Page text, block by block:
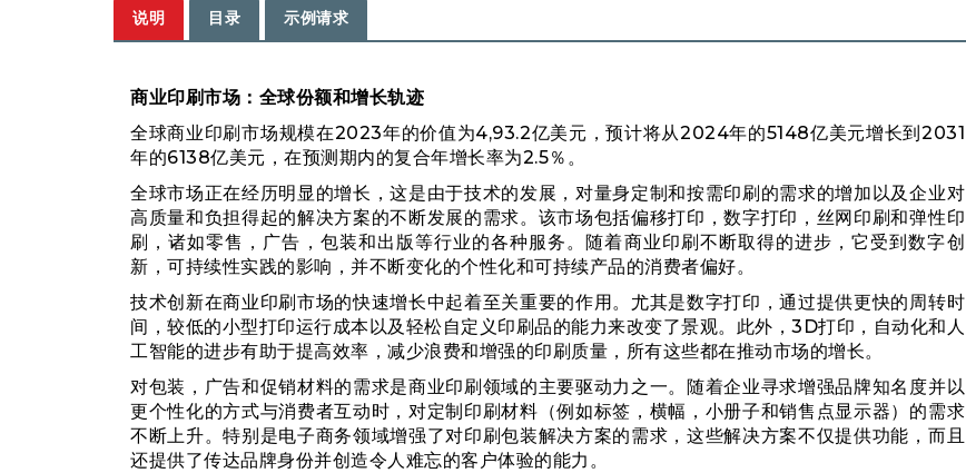
说明 目录 示例请求
商业印刷市场：全球份额和增长轨迹
全球商业印刷市场规模在2023年的价值为4,93.2亿美元，预计将从2024年的5148亿美元增长到2031
年的6138亿美元，在预测期内的复合年增长率为2.5％。
全球市场正在经历明显的增长，这是由于技术的发展，对量身定制和按需印刷的需求的增加以及企业对
高质量和负担得起的解决方案的不断发展的需求。该市场包括偏移打印，数字打印，丝网印刷和弹性印
刷，诸如零售，广告，包装和出版等行业的各种服务。随着商业印刷不断取得的进步，它受到数字创
新，可持续性实践的影响，并不断变化的个性化和可持续产品的消费者偏好。
技术创新在商业印刷市场的快速增长中起着至关重要的作用。尤其是数字打印，通过提供更快的周转时
间，较低的小型打印运行成本以及轻松自定义印刷品的能力来改变了景观。此外，3D打印，自动化和人
工智能的进步有助于提高效率，减少浪费和增强的印刷质量，所有这些都在推动市场的增长。
对包装，广告和促销材料的需求是商业印刷领域的主要驱动力之一。随着企业寻求增强品牌知名度并以
更个性化的方式与消费者互动时，对定制印刷材料（例如标签，横幅，小册子和销售点显示器）的需求
不断上升。特别是电子商务领域增强了对印刷包装解决方案的需求，这些解决方案不仅提供功能，而且
还提供了传达品牌身份并创造令人难忘的客户体验的能力。